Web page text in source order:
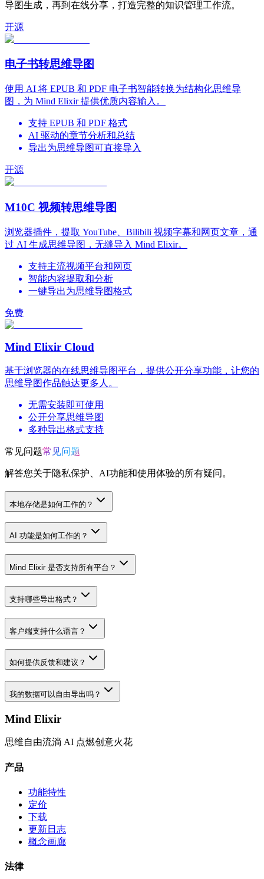
导图生成，再到在线分享，打造完整的知识管理工作流。
开源
电子书转思维导图
使用 AI 将 EPUB 和 PDF 电子书智能转换为结构化思维导
图，为 Mind Elixir 提供优质内容输入。
支持 EPUB 和 PDF 格式
AI 驱动的章节分析和总结
导出为思维导图可直接导入
开源
M10C 视频转思维导图
浏览器插件，提取 YouTube、Bilibili 视频字幕和网页文章，通
过 AI 生成思维导图，无缝导入 Mind Elixir。
支持主流视频平台和网页
智能内容提取和分析
一键导出为思维导图格式
免费
Mind Elixir Cloud
基于浏览器的在线思维导图平台，提供公开分享功能，让您的
思维导图作品触达更多人。
无需安装即可使用
公开分享思维导图
多种导出格式支持
常见问题常见问题
解答您关于隐私保护、AI功能和使用体验的所有疑问。
本地存储是如何工作的？
AI 功能是如何工作的？
Mind Elixir 是否支持所有平台？
支持哪些导出格式？
客户端支持什么语言？
如何提供反馈和建议？
我的数据可以自由导出吗？
Mind Elixir
思维自由流淌 AI 点燃创意火花
产品
功能特性
定价
下载
更新日志
概念画廊
法律